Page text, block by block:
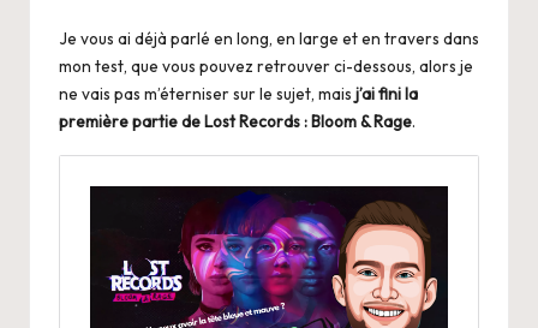
Je vous ai déjà parlé en long, en large et en travers dans
mon test, que vous pouvez retrouver ci-dessous, alors je
ne vais pas m’éterniser sur le sujet, mais j’ai fini la
première partie de Lost Records : Bloom & Rage.